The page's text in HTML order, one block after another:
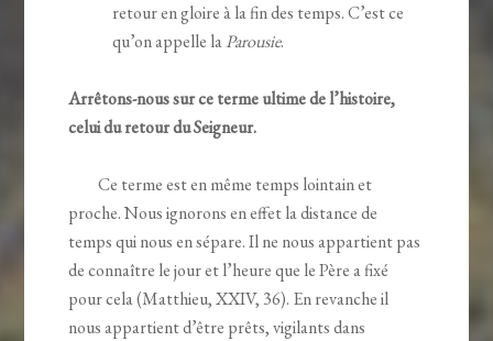
retour en gloire à la fin des temps. C’est ce
qu’on appelle laParousie.
Arrêtons-nous sur ce terme ultime de l’histoire,
celui du retour du Seigneur.
Ce terme est en même temps lointain et
proche. Nous ignorons en effet la distance de
temps qui nous en sépare. Il ne nous appartient pas
de connaître le jour et l’heure que le Père a fixé
pour cela (Matthieu, XXIV, 36). En revanche il
nous appartient d’être prêts, vigilants dans